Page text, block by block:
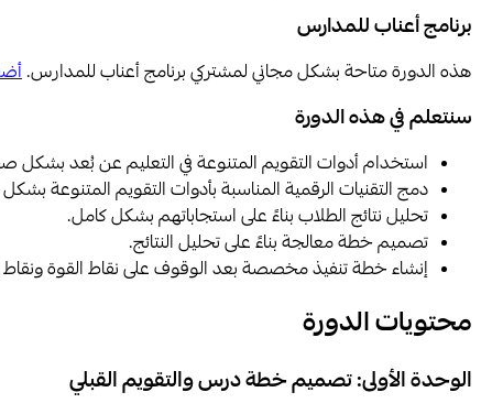
برنامج أعناب للمدارس
هذه الدورة متاحة بشكل مجاني لمشتركي برنامج أعناب للمدارس.
سنتعلم في هذه الدورة
استخدام أدوات التقويم المتنوعة في التعليم عن بُعد بشكل
دمج التقنيات الرقمية المناسبة بأدوات التقويم المتنوعة
تحليل نتائج الطلاب بناءً على استجاباتهم بشكل كامل.
تصميم خطة معالجة بناءً على تحليل النتائج.
إنشاء خطة تنفيذ مخصصة بعد الوقوف على نقاط القوة
محتويات الدورة
الوحدة الأولى: تصميم خطة درس والتقويم القبلي